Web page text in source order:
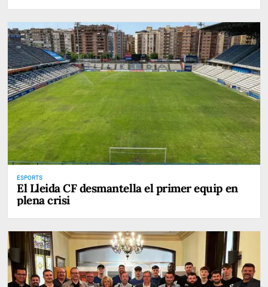
ESPORTS
El Lleida CF desmantella el primer equip en
plena crisi